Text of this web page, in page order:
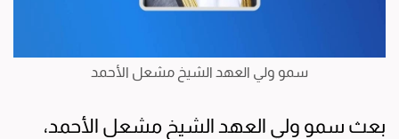
سمو ولي العهد الشيخ مشعل الأحمد
بعث سمو ولي العهد الشيخ مشعل الأحمد،